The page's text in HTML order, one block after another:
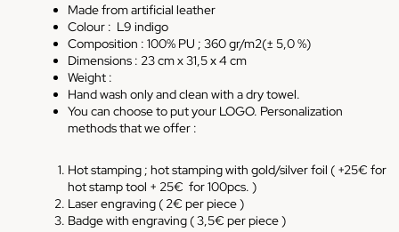
Made from artificial leather
Colour : L9 indigo
Composition : 100% PU ; 360 gr/m2(± 5,0 %)
Dimensions : 23 cm x 31,5 х 4 cm
Weight :
Hand wash only and clean with a dry towel.
You can choose to put your LOGO. Personalization
methods that we offer :
Hot stamping ; hot stamping with gold/silver foil ( +25€ for
hot stamp tool + 25€ for 100pcs. )
Laser engraving ( 2€ per piece )
Badge with engraving ( 3,5€ per piece )